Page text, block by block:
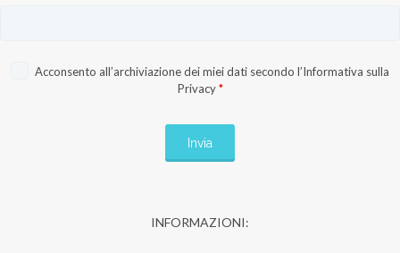
Acconsento all’archiviazione dei miei dati secondo l’Informativa sulla
Privacy *
INFORMAZIONI: